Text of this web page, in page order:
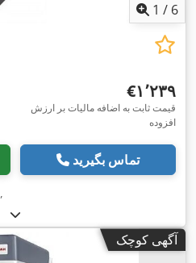
1 / 6
‎€۱٬۲۳۹
قیمت ثابت به اضافه مالیات بر ارزش
افزوده
تماس بگیرید
,
آگهی کوچک